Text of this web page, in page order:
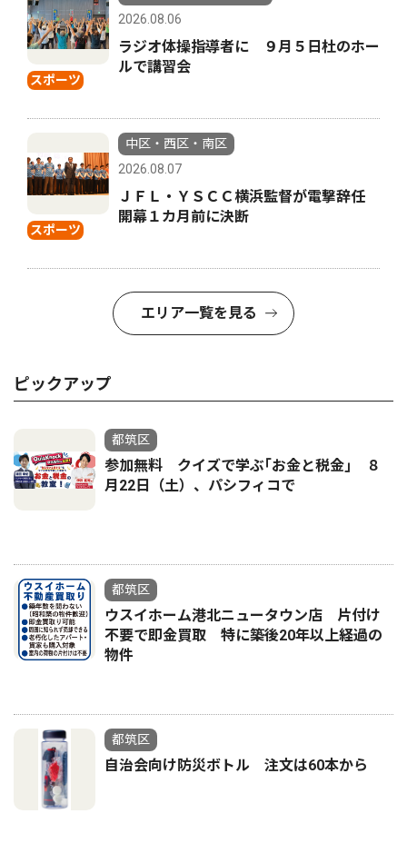
スポーツ
2026.08.06
ラジオ体操指導者に ９月５日杜のホー
ルで講習会
スポーツ
中区・西区・南区
2026.08.07
ＪＦＬ・ＹＳＣＣ横浜監督が電撃辞任
開幕１カ月前に決断
エリア一覧を見る
ピックアップ
都筑区
参加無料 クイズで学ぶ｢お金と税金｣ ８
月22日（土）、パシフィコで
都筑区
ウスイホーム港北ニュータウン店 片付け
不要で即金買取 特に築後20年以上経過の
物件
都筑区
自治会向け防災ボトル 注文は60本から